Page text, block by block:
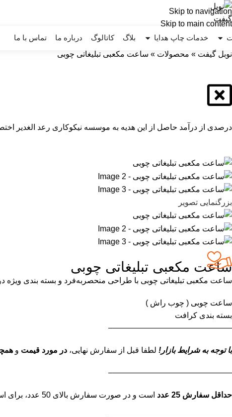
Skip to navigation
Skip to main content
خدمات چاپ هدایا بلاگ کاتالوگ درباره ما
تماس با ما
نوبل گیفت » محصولات » ساعت مکعبی تبلیغاتی چوبی
درصدی از درآمد حاصل از این هدیه به موسسه نیکوکاری رعد الغدیر
بزرگنمایی تصویر
ساعت مکعبی تبلیغاتی چوبی
ساعت مکعبی تبلیغاتی چوبی با طراحی منحصربه‌فرد و بسته بندی
ساعت چوبی ( چوب راش )
بسته بندی کرافت
———————————————–
با توجه به شرایط بازار! لطفا قبل از سفارش نهایی، در مورد قیمت و
———————————————–
حداقل سفارش 25 عدد است و در صورت سفارش بالای 50 عدد، برای استعلام قیمت نهایی تماس بگیرید.